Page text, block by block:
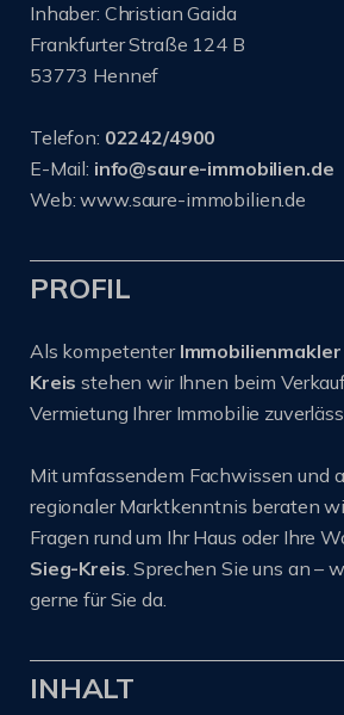
Inhaber: Christian Gaida
Frankfurter Straße 124 B
53773 Hennef
Telefon: 02242/4900
E-Mail: info@saure-immobilien.de
Web: www.saure-immobilien.de
PROFIL
Als kompetenter Immobilienmakler
Kreisstehen wir Ihnen beim
Vermietung Ihrer Immobilie
Mit umfassendem Fachwissen und
regionaler Marktkenntnis beraten
Fragen rund um Ihr Haus oder Ihre
Sieg-Kreis. Sprechen Sie uns an –
gerne für Sie da.
INHALT